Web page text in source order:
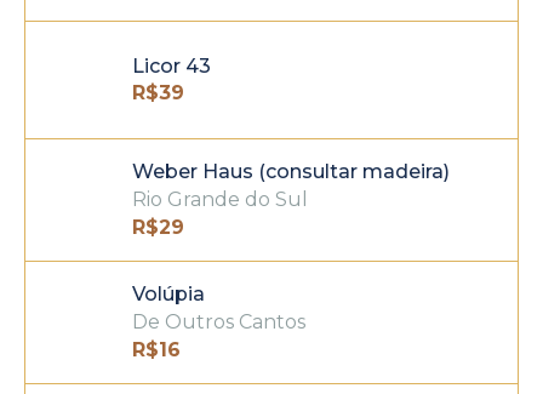
Licor 43
R$39
Weber Haus (consultar madeira)
Rio Grande do Sul
R$29
Volúpia
De Outros Cantos
R$16